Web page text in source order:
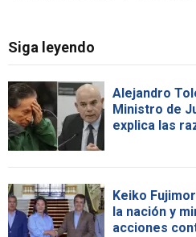
Siga leyendo
Alejandro
Ministro de
explica las
Keiko
la nación y
acciones